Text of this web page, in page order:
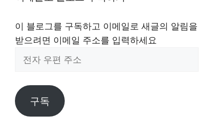
이 블로그를 구독하고 이메일로 새글의 알림을
받으려면 이메일 주소를 입력하세요
편
주
구독